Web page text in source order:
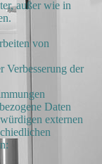
außer wie in
von
Verbesserung der
Daten
externen